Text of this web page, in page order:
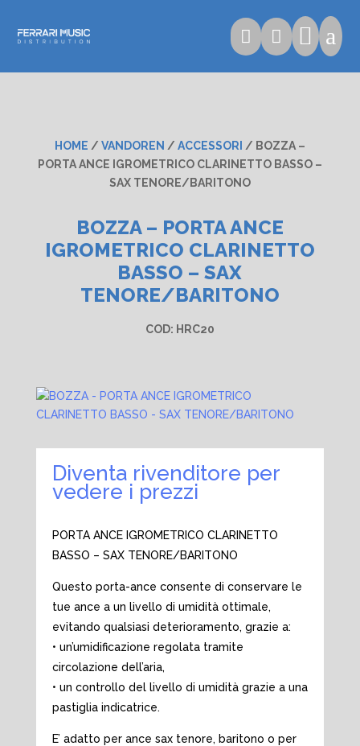
   a
HOME / VANDOREN / ACCESSORI / BOZZA –
PORTA ANCE IGROMETRICO CLARINETTO BASSO –
SAX TENORE/BARITONO
BOZZA – PORTA ANCE
IGROMETRICO CLARINETTO
BASSO – SAX
TENORE/BARITONO
COD: HRC20
Diventa rivenditore per
vedere i prezzi
PORTA ANCE IGROMETRICO CLARINETTO
BASSO – SAX TENORE/BARITONO
Questo porta-ance consente di conservare le
tue ance a un livello di umidità ottimale,
evitando qualsiasi deterioramento, grazie a:
• un’umidificazione regolata tramite
circolazione dell’aria,
• un controllo del livello di umidità grazie a una
pastiglia indicatrice.
E’ adatto per ance sax tenore, baritono o per